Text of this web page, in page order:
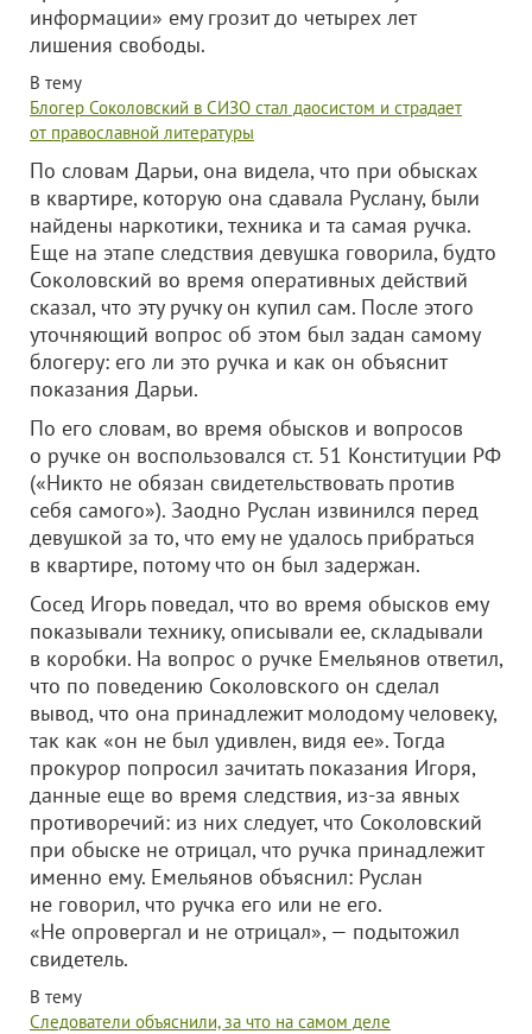
информации» ему грозит до четырех лет
лишения свободы.
В тему
Блогер Соколовский в СИЗО стал даосистом и страдает
от православной литературы
По словам Дарьи, она видела, что при обысках
в квартире, которую она сдавала Руслану, были
найдены наркотики, техника и та самая ручка.
Еще на этапе следствия девушка говорила, будто
Соколовский во время оперативных действий
сказал, что эту ручку он купил сам. После этого
уточняющий вопрос об этом был задан самому
блогеру: его ли это ручка и как он объяснит
показания Дарьи.
По его словам, во время обысков и вопросов
о ручке он воспользовался ст. 51 Конституции РФ
(«Никто не обязан свидетельствовать против
себя самого»). Заодно Руслан извинился перед
девушкой за то, что ему не удалось прибраться
в квартире, потому что он был задержан.
Сосед Игорь поведал, что во время обысков ему
показывали технику, описывали ее, складывали
в коробки. На вопрос о ручке Емельянов ответил,
что по поведению Соколовского он сделал
вывод, что она принадлежит молодому человеку,
так как «он не был удивлен, видя ее». Тогда
прокурор попросил зачитать показания Игоря,
данные еще во время следствия, из-за явных
противоречий: из них следует, что Соколовский
при обыске не отрицал, что ручка принадлежит
именно ему. Емельянов объяснил: Руслан
не говорил, что ручка его или не его.
«Не опровергал и не отрицал», — подытожил
свидетель.
В тему
Следователи объяснили, за что на самом деле